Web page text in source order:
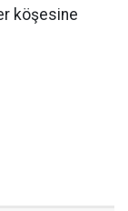
köşesine